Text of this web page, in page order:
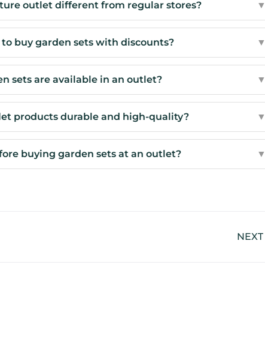
outlet different from regular stores? ▼
buy garden sets with discounts? ▼
sets are available in an outlet? ▼
products durable and high-quality? ▼
buying garden sets at an outlet? ▼
NEXT